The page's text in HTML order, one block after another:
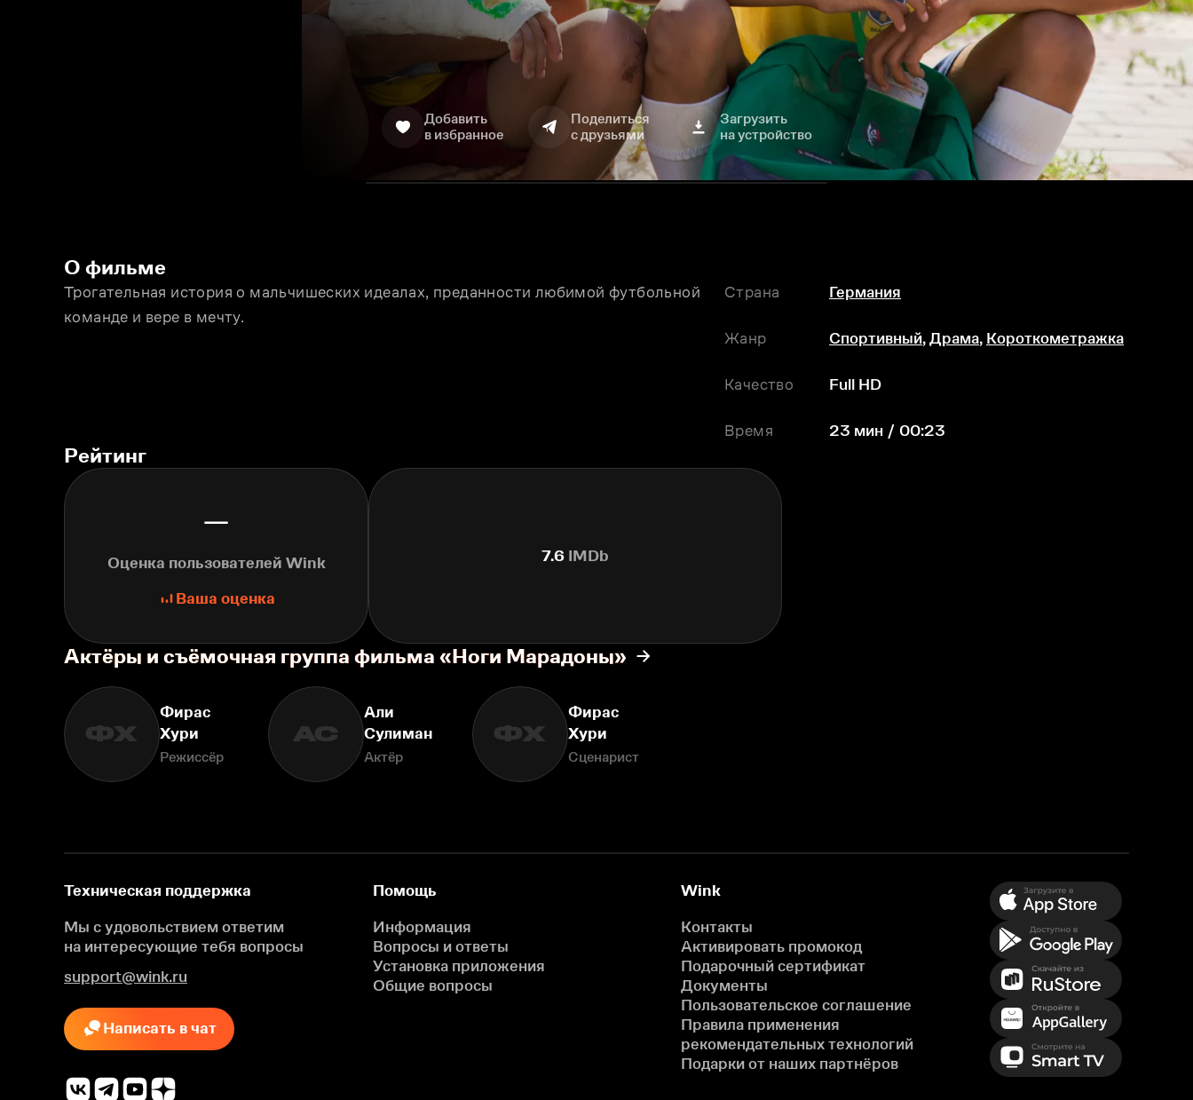
Добавить
в избранное
Поделиться
с друзьями
Загрузить
на устройство
О фильме
Трогательная история о мальчишеских идеалах, преданности любимой футбольной
команде и вере в мечту.
Страна Германия
Жанр Спортивный, Драма, Короткометражка
Качество Full HD
Время 23 мин / 00:23
Рейтинг
—
Оценка пользователей Wink
Ваша оценка
7.6IMDb
Актёры и съёмочная группа фильма «Ноги Марадоны»
ФХ
Фирас
Хури
Режиссёр
АС
Али
Сулиман
Актёр
ФХ
Фирас
Хури
Сценарист
Техническая поддержка
Мы с удовольствием ответим
на интересующие тебя вопросы
support@wink.ru
Написать в чат
Помощь
Информация
Вопросы и ответы
Установка приложения
Общие вопросы
Wink
Контакты
Активировать промокод
Подарочный сертификат
Документы
Пользовательское соглашение
Правила применения
рекомендательных технологий
Подарки от наших партнёров